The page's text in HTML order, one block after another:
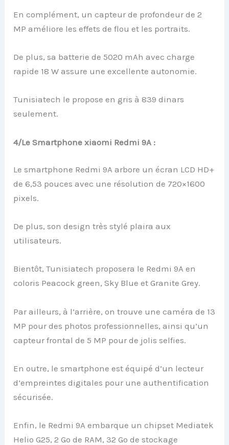
En complément, un capteur de profondeur de 2
MP améliore les effets de flou et les portraits.
De plus, sa batterie de 5020 mAh avec charge
rapide 18 W assure une excellente autonomie.
Tunisiatech le propose en gris à 839 dinars
seulement.
4/Le Smartphone xiaomi Redmi 9A :
Le smartphone Redmi 9A arbore un écran LCD HD+
de 6,53 pouces avec une résolution de 720×1600
pixels.
De plus, son design très stylé plaira aux
utilisateurs.
Bientôt, Tunisiatech proposera le Redmi 9A en
coloris Peacock green, Sky Blue et Granite Grey.
Par ailleurs, à l’arrière, on trouve une caméra de 13
MP pour des photos professionnelles, ainsi qu’un
capteur frontal de 5 MP pour de jolis selfies.
En outre, le smartphone est équipé d’un lecteur
d’empreintes digitales pour une authentification
sécurisée.
Enfin, le Redmi 9A embarque un chipset Mediatek
Helio G25, 2 Go de RAM, 32 Go de stockage